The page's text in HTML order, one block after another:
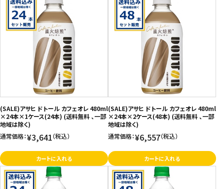
(SALE)アサヒ ドトール カフェオレ 480ml
×24本×1ケース(24本) (送料無料 、一部
地域は除く)
通常価格：¥3,641（税込）
カートに入れる
(SALE)アサヒ ドトール カフェオレ 480ml
×24本×2ケース(48本) (送料無料 、一部
地域は除く)
通常価格：¥6,557（税込）
カートに入れる